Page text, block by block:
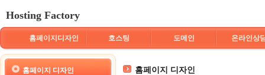
Hosting Factory
홈페이지디자인 호스팅 도메인 온라인상
홈페이지 디자인 홈페이지 디자인